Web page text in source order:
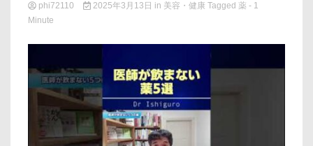
phi72110 2025年3月13日 in 美容・健康 Tagged 薬 - 1
Minute